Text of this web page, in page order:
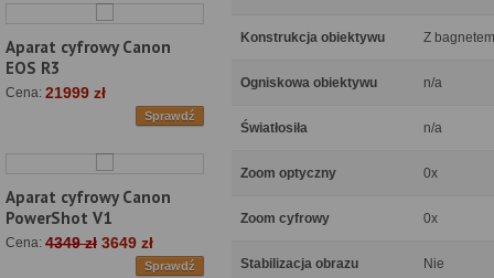
Aparat cyfrowy Canon
EOS R3
Cena: 21999 zł
Sprawdź
Aparat cyfrowy Canon
PowerShot V1
Cena: 4349 zł 3649 zł
Sprawdź
Konstrukcja obiektywu Z
Ogniskowa obiektywu n/a
Światłosiła n/a
Zoom optyczny 0x
Zoom cyfrowy 0x
Stabilizacja obrazu Nie